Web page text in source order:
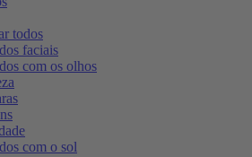
todos
faciais
com os olhos
com o sol